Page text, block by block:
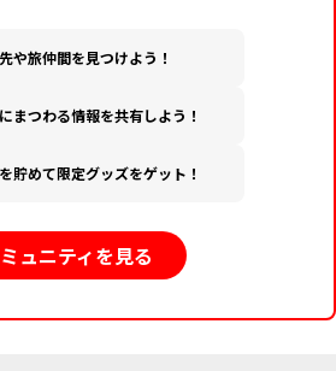
や旅仲間を見つけよう！
まつわる情報を共有しよう！
貯めて限定グッズをゲット！
ュニティを見る